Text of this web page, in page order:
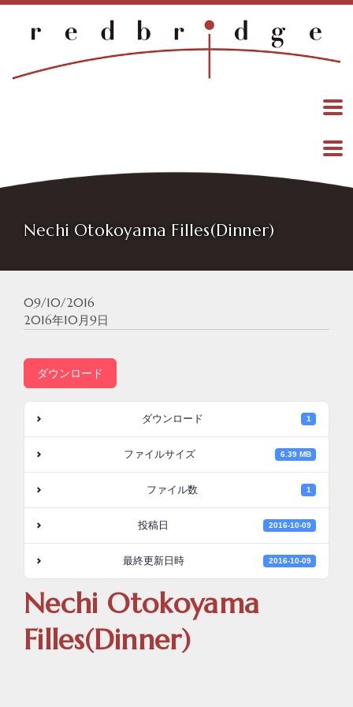
Nechi Otokoyama Filles(Dinner)
09/10/2016
2016年10月9日
ダウンロード
ダウンロード 1
ファイルサイズ 6.39 MB
ファイル数 1
投稿日 2016-10-09
最終更新日時 2016-10-09
Nechi Otokoyama
Filles(Dinner)